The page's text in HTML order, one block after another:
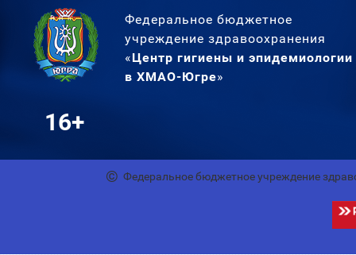
Федеральное бюджетное
учреждение здравоохранения
«Центр гигиены и эпидемиологии
в ХМАО-Югре»
16+
Федеральное бюджетное учреждение